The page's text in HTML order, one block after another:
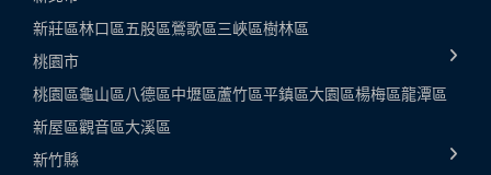
新莊區林口區五股區鶯歌區三峽區樹林區
桃園市
桃園區龜山區八德區中壢區蘆竹區平鎮區大園區楊梅區龍潭區
新屋區觀音區大溪區
新竹縣